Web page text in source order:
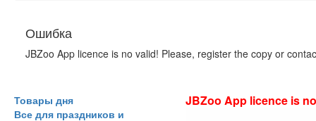
Ошибка
JBZoo App licence is no valid! Please, register the copy or
Товары дня
Все для праздников и
JBZoo App licence is